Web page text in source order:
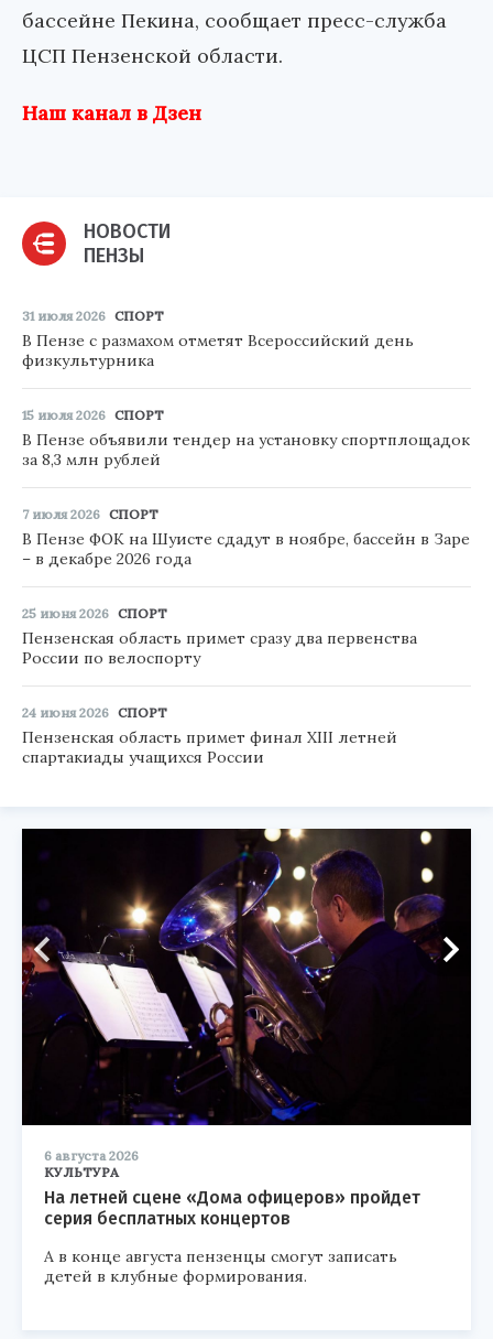
бассейне Пекина, сообщает пресс-служба
ЦСП Пензенской области.
Наш канал в Дзен
НОВОСТИ
ПЕНЗЫ
31 июля 2026 СПОРТ
В Пензе с размахом отметят Всероссийский день
физкультурника
15 июля 2026 СПОРТ
В Пензе объявили тендер на установку спортплощадок
за 8,3 млн рублей
7 июля 2026 СПОРТ
В Пензе ФОК на Шуисте сдадут в ноябре, бассейн в Заре
– в декабре 2026 года
25 июня 2026 СПОРТ
Пензенская область примет сразу два первенства
России по велоспорту
24 июня 2026 СПОРТ
Пензенская область примет финал XIII летней
спартакиады учащихся России
6 августа 2026
КУЛЬТУРА
На летней сцене «Дома офицеров» пройдет
серия бесплатных концертов
А в конце августа пензенцы смогут записать
детей в клубные формирования.